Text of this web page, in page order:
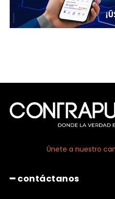
Únete a nuestro
━ contáctanos